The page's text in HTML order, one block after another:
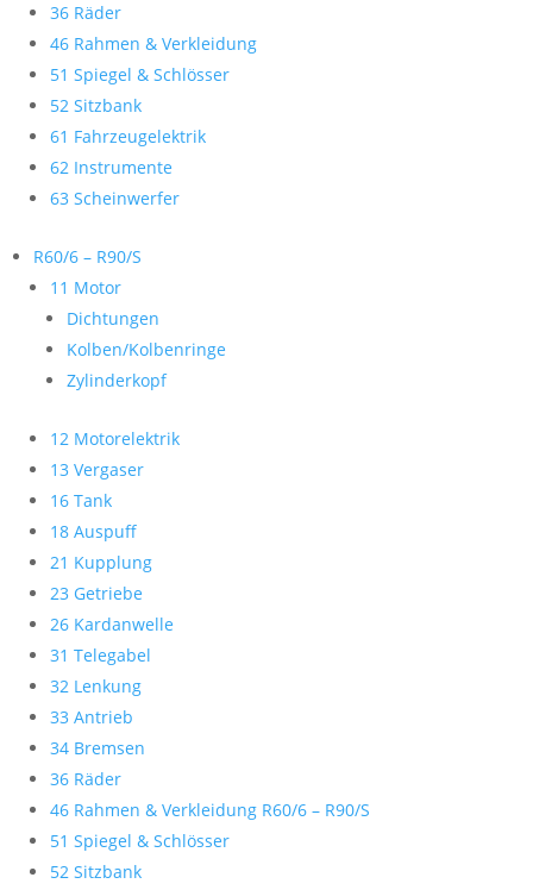
36 Räder
46 Rahmen & Verkleidung
51 Spiegel & Schlösser
52 Sitzbank
61 Fahrzeugelektrik
62 Instrumente
63 Scheinwerfer
R60/6 – R90/S
11 Motor
Dichtungen
Kolben/Kolbenringe
Zylinderkopf
12 Motorelektrik
13 Vergaser
16 Tank
18 Auspuff
21 Kupplung
23 Getriebe
26 Kardanwelle
31 Telegabel
32 Lenkung
33 Antrieb
34 Bremsen
36 Räder
46 Rahmen & Verkleidung R60/6 – R90/S
51 Spiegel & Schlösser
52 Sitzbank